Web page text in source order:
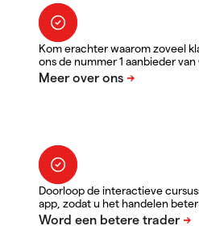
Kom erachter waarom zoveel
ons de nummer 1 aanbieder van
Doorloop de interactieve
app, zodat u het handelen